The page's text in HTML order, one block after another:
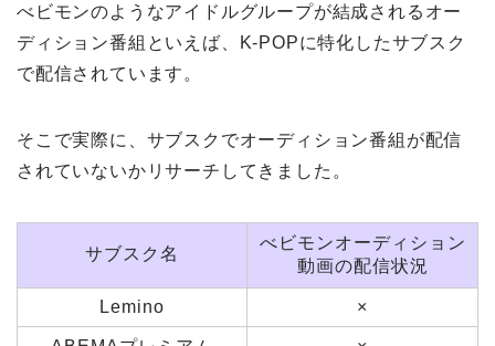
べビモンのようなアイドルグループが結成されるオー
ディション番組といえば、K-POPに特化したサブスク
で配信されています。
そこで実際に、サブスクでオーディション番組が配信
されていないかリサーチしてきました。
サブスク名
べビモンオーディション
動画の配信状況
Lemino ×